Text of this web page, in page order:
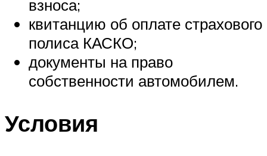
взноса;
квитанцию об оплате страхового
полиса КАСКО;
документы на право
собственности автомобилем.
Условия